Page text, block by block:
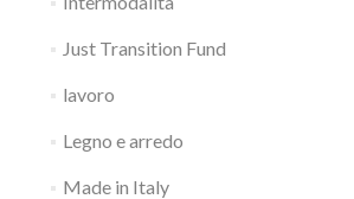
Just Transition Fund
lavoro
Legno e arredo
Made in Italy